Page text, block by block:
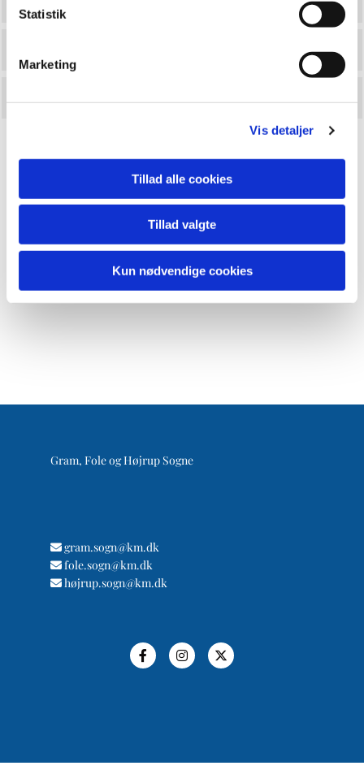
Statistik
Marketing
Vis detaljer
Tillad alle cookies
Tillad valgte
Kun nødvendige cookies
Gram, Fole og Højrup Sogne
 gram.sogn@km.dk
 fole.sogn@km.dk
 højrup.sogn@km.dk